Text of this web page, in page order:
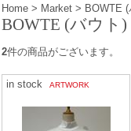
Home > Market > BOWTE
BOWTE (バウト)
2件の商品がございます。
in stock ARTWORK